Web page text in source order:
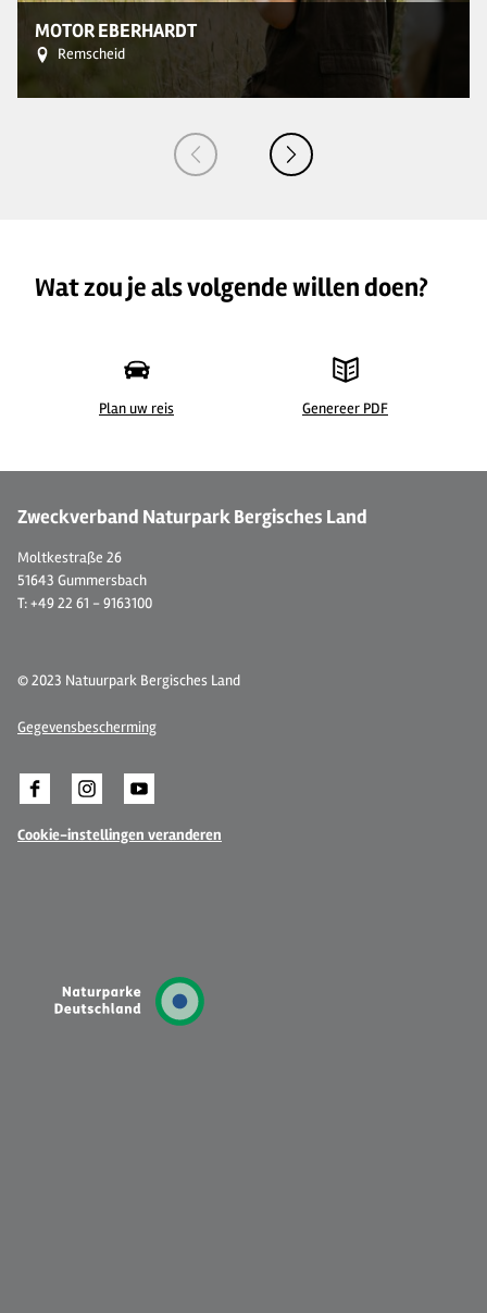
MOTOR EBERHARDT
Remscheid
Wat zou je als volgende willen doen?
Plan uw reis Genereer PDF
Zweckverband Naturpark Bergisches Land
Moltkestraße 26
51643 Gummersbach
T: +49 22 61 - 9163100
© 2023 Natuurpark Bergisches Land
Gegevensbescherming
Cookie-instellingen veranderen